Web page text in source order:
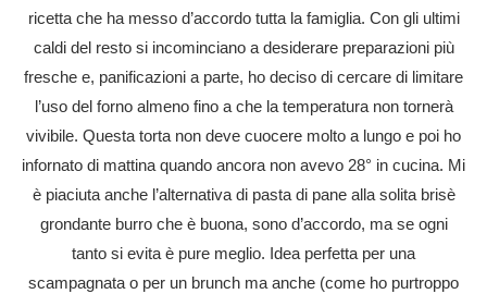
ricetta che ha messo d’accordo tutta la famiglia. Con gli ultimi
caldi del resto si incominciano a desiderare preparazioni più
fresche e, panificazioni a parte, ho deciso di cercare di limitare
l’uso del forno almeno fino a che la temperatura non tornerà
vivibile. Questa torta non deve cuocere molto a lungo e poi ho
infornato di mattina quando ancora non avevo 28° in cucina. Mi
è piaciuta anche l’alternativa di pasta di pane alla solita brisè
grondante burro che è buona, sono d’accordo, ma se ogni
tanto si evita è pure meglio. Idea perfetta per una
scampagnata o per un brunch ma anche (come ho purtroppo